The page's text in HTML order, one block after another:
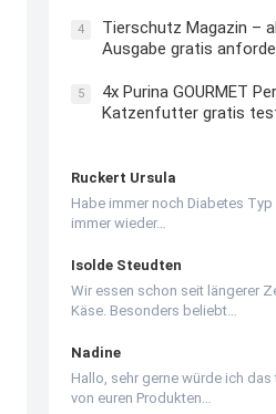
4
Tierschutz Magazin –
Ausgabe gratis
5
4x Purina GOURMET
Katzenfutter gratis
Ruckert Ursula
Habe immer noch Diabetes Typ
immer wieder…
Isolde Steudten
Wir essen schon seit längerer
Käse. Besonders beliebt…
Nadine
Hallo, sehr gerne würde ich das
von euren Produkten…